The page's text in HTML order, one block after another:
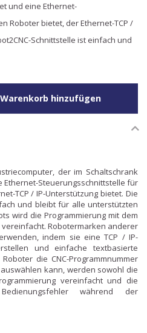
und eine Ethernet-
Roboter bietet, der Ethernet-TCP /
Schnittstelle ist einfach und
hinzufügen
der im Schaltschrank
Ethernet-Steuerungsschnittstelle für
TCP / IP-Unterstützung bietet. Die
und bleibt für alle unterstützten
wird die Programmierung mit dem
Robotermarken anderer
indem sie eine TCP / IP-
und einfache textbasierte
die CNC-Programmnummer
kann, werden sowohl die
vereinfacht und die
während der